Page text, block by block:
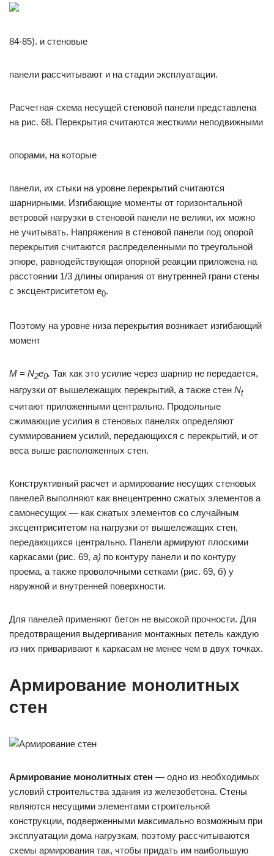
84-85). и стеновые
панели рассчитывают и на стадии эксплуатации.
Расчетная схема несущей стеновой панели представлена
на рис. 68. Перекрытия считаются жесткими неподвижными
опорами, на которые
панели, их стыки на уровне перекрытий считаются
шарнирными. Изгибающие моменты от горизонтальной
ветровой нагрузки в стеновой панели не велики, их можно
не учитывать. Напряжения в стеновой панели под опорой
перекрытия считаются распределенными по треугольной
эпюре, равнодействующая опорной реакции приложена на
расстоянии 1/3 длины опирания от внутренней грани стены
с эксцентриситетом е0.
Поэтому на уровне низа перекрытия возникает изгибающий
момент
М = N2e0. Так как это усилие через шарнир не передается,
нагрузки от вышележащих перекрытий, а также стен Nt
считают приложенными центрально. Продольные
сжимающие усилия в стеновых панелях определяют
суммированием усилий, передающихся с перекрытий, и от
веса выше расположенных стен.
Конструктивный расчет и армирование несущих стеновых
панелей выполняют как внецентренно сжатых элементов а
самонесущих — как сжатых элементов со случайным
эксцентриситетом на нагрузки от вышележащих стен,
передающихся центрально. Панели армируют плоскими
каркасами (рис. 69, а) по контуру панели и по контуру
проема, а также проволочными сетками (рис. 69, б) у
наружной и внутренней поверхности.
Для панелей применяют бетон не высокой прочности. Для
предотвращения выдергивания монтажных петель каждую
из них приваривают к каркасам не менее чем в двух точках.
Армирование монолитных
стен
Армирование монолитных стен — одно из необходимых
условий строительства здания из железобетона. Стены
являются несущими элементами строительной
конструкции, подверженными максимально возможным при
эксплуатации дома нагрузкам, поэтому рассчитываются
схемы армирования так, чтобы придать им наибольшую